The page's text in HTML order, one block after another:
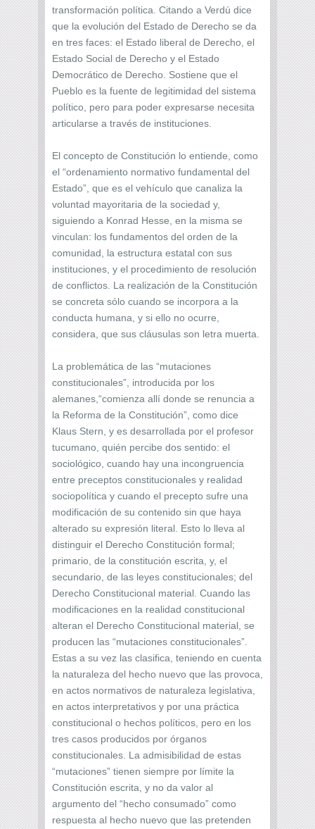
transformación política. Citando a Verdú dice
que la evolución del Estado de Derecho se da
en tres faces: el Estado liberal de Derecho, el
Estado Social de Derecho y el Estado
Democrático de Derecho. Sostiene que el
Pueblo es la fuente de legitimidad del sistema
político, pero para poder expresarse necesita
articularse a través de instituciones.
El concepto de Constitución lo entiende, como
el “ordenamiento normativo fundamental del
Estado”, que es el vehículo que canaliza la
voluntad mayoritaria de la sociedad y,
siguiendo a Konrad Hesse, en la misma se
vinculan: los fundamentos del orden de la
comunidad, la estructura estatal con sus
instituciones, y el procedimiento de resolución
de conflictos. La realización de la Constitución
se concreta sólo cuando se incorpora a la
conducta humana, y si ello no ocurre,
considera, que sus cláusulas son letra muerta.
La problemática de las “mutaciones
constitucionales”, introducida por los
alemanes,“comienza allí donde se renuncia a
la Reforma de la Constitución”, como dice
Klaus Stern, y es desarrollada por el profesor
tucumano, quién percibe dos sentido: el
sociológico, cuando hay una incongruencia
entre preceptos constitucionales y realidad
sociopolítica y cuando el precepto sufre una
modificación de su contenido sin que haya
alterado su expresión literal. Esto lo lleva al
distinguir el Derecho Constitución formal;
primario, de la constitución escrita, y, el
secundario, de las leyes constitucionales; del
Derecho Constitucional material. Cuando las
modificaciones en la realidad constitucional
alteran el Derecho Constitucional material, se
producen las “mutaciones constitucionales”.
Estas a su vez las clasifica, teniendo en cuenta
la naturaleza del hecho nuevo que las provoca,
en actos normativos de naturaleza legislativa,
en actos interpretativos y por una práctica
constitucional o hechos políticos, pero en los
tres casos producidos por órganos
constitucionales. La admisibilidad de estas
“mutaciones” tienen siempre por límite la
Constitución escrita, y no da valor al
argumento del “hecho consumado” como
respuesta al hecho nuevo que las pretenden